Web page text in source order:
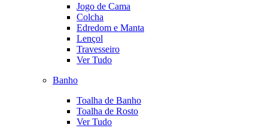
Jogo de Cama
Colcha
Edredom e Manta
Lençol
Travesseiro
Ver Tudo
Banho
Toalha de Banho
Toalha de Rosto
Ver Tudo